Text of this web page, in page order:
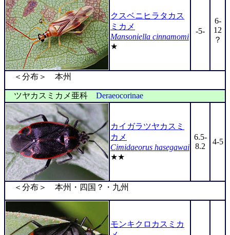
クスベニヒラタカス
ミカメ
Mansoniella cinnamomi
★
-5-
6-
12
？
＜分布＞ 本州
ツヤカスミカメ亜科 Deraeocorinae
カイガラツヤカスミ
カメ
Cimidaeorus hasegawai
★★
6.5-
8.2
4-5
＜分布＞ 本州・四国？・九州
モンキクロカスミカ